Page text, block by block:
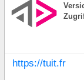
https://tuit.fr